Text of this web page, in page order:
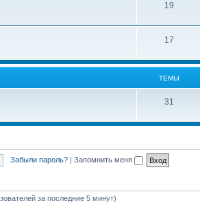
19
17
ТЕМЫ
31
Забыли пароль? | Запомнить меня
за последние 5 минут)